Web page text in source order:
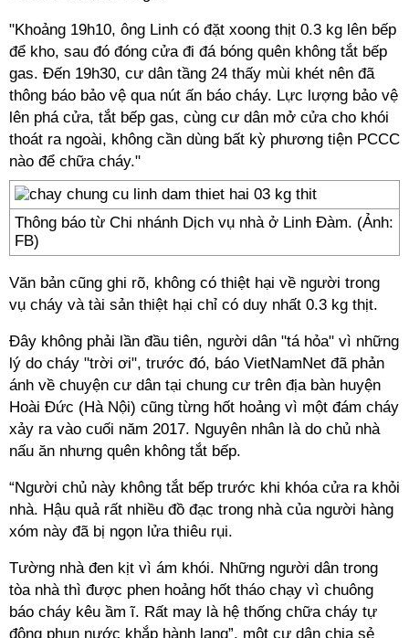
"Khoảng 19h10, ông Linh có đặt xoong thịt 0.3 kg lên bếp
để kho, sau đó đóng cửa đi đá bóng quên không tắt bếp
gas. Đến 19h30, cư dân tầng 24 thấy mùi khét nên đã
thông báo bảo vệ qua nút ấn báo cháy. Lực lượng bảo vệ
lên phá cửa, tắt bếp gas, cùng cư dân mở cửa cho khói
thoát ra ngoài, không cần dùng bất kỳ phương tiện PCCC
nào để chữa cháy."
Thông báo từ Chi nhánh Dịch vụ nhà ở Linh Đàm. (Ảnh:
FB)
Văn bản cũng ghi rõ, không có thiệt hại về người trong
vụ cháy và tài sản thiệt hại chỉ có duy nhất 0.3 kg thịt.
Đây không phải lần đầu tiên, người dân "tá hỏa" vì những
lý do cháy "trời ơi", trước đó, báo VietNamNet đã phản
ánh về chuyện cư dân tại chung cư trên địa bàn huyện
Hoài Đức (Hà Nội) cũng từng hốt hoảng vì một đám cháy
xảy ra vào cuối năm 2017. Nguyên nhân là do chủ nhà
nấu ăn nhưng quên không tắt bếp.
“Người chủ này không tắt bếp trước khi khóa cửa ra khỏi
nhà. Hậu quả rất nhiều đồ đạc trong nhà của người hàng
xóm này đã bị ngọn lửa thiêu rụi.
Tường nhà đen kịt vì ám khói. Những người dân trong
tòa nhà thì được phen hoảng hốt tháo chạy vì chuông
báo cháy kêu ầm ĩ. Rất may là hệ thống chữa cháy tự
động phun nước khắp hành lang”, một cư dân chia sẻ